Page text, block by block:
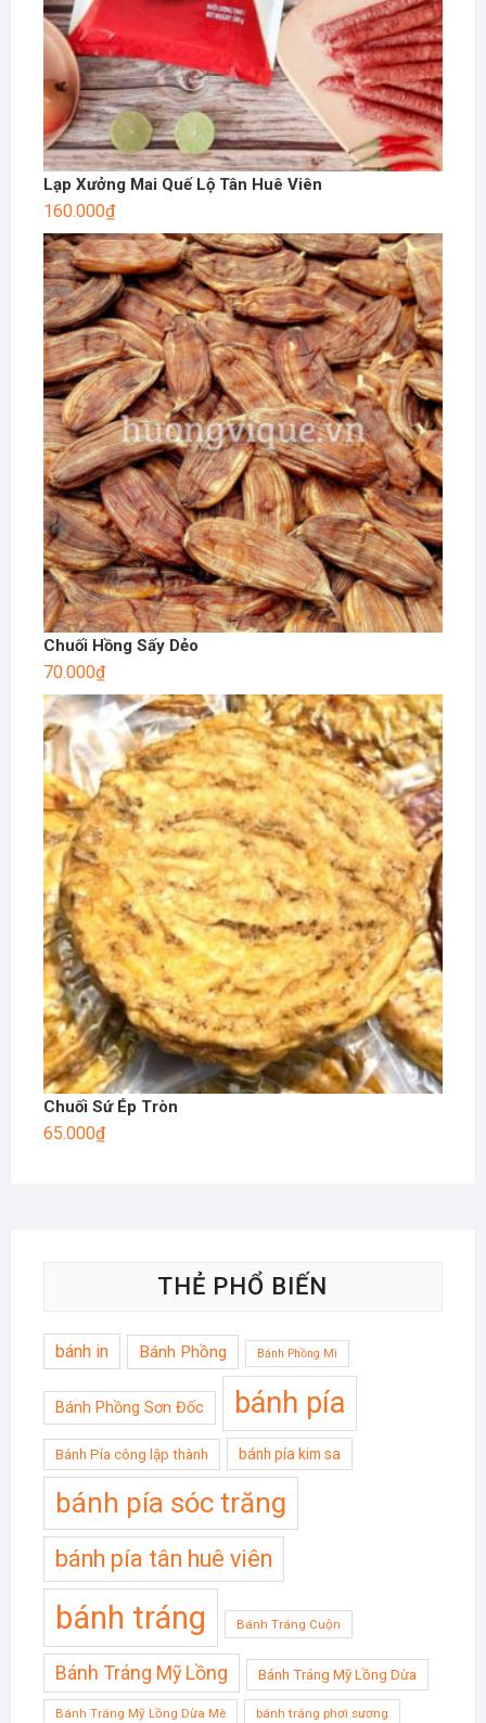
Lạp Xưởng Mai Quế Lộ Tân Huê Viên
160.000₫
Chuối Hồng Sấy Dẻo
70.000₫
Chuối Sứ Ép Tròn
65.000₫
THẺ PHỔ BIẾN
bánh in Bánh Phồng Bánh Phồng Mì
Bánh Phồng Sơn Đốc bánh pía
Bánh Pía công lập thành bánh pía kim sa
bánh pía sóc trăng
bánh pía tân huê viên
bánh tráng Bánh Tráng Cuộn
Bánh Tráng Mỹ Lồng Bánh Tráng Mỹ Lồng Dừa
Bánh Tráng Mỹ Lồng Dừa Mè bánh tráng phơi sương